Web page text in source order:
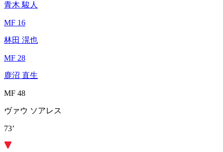
青木 駿人
MF 16
林田 滉也
MF 28
鹿沼 直生
MF 48
ヴァウ ソアレス
73’